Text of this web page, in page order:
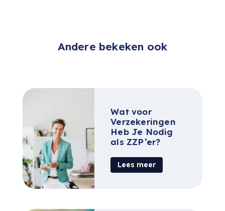
Andere bekeken ook
Wat voor
Verzekeringen
Heb Je Nodig
als ZZP’er?
Lees meer